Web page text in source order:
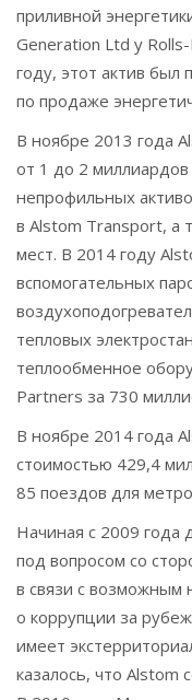
приливной
Generation Ltd у
году, этот актив был
по продаже
В ноябре 2013 года
от 1 до 2
непрофильных
в Alstom Transport, а
мест. В 2014 году
вспомогательных
тепловых
теплообменное
Partners за 730
В ноябре 2014 года
стоимостью 429,4
85 поездов для
Начиная с 2009 года
под вопросом со
в связи с возможным
о коррупции за
имеет
казалось, что Alstom